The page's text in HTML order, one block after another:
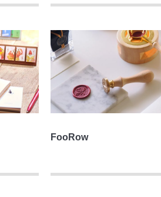
FooRow